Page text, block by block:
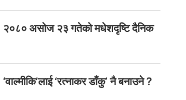
२०८० असोज २३ गतेको मधेशदृष्टि दैनिक
‘वाल्मीकि’लाई ‘रत्नाकर डाँकु’ नै बनाउने ?